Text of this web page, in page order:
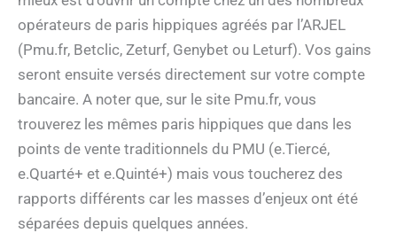
opérateurs de paris hippiques agréés par l’ARJEL
(Pmu.fr, Betclic, Zeturf, Genybet ou Leturf). Vos gains
seront ensuite versés directement sur votre compte
bancaire. A noter que, sur le site Pmu.fr, vous
trouverez les mêmes paris hippiques que dans les
points de vente traditionnels du PMU (e.Tiercé,
e.Quarté+ et e.Quinté+) mais vous toucherez des
rapports différents car les masses d’enjeux ont été
séparées depuis quelques années.